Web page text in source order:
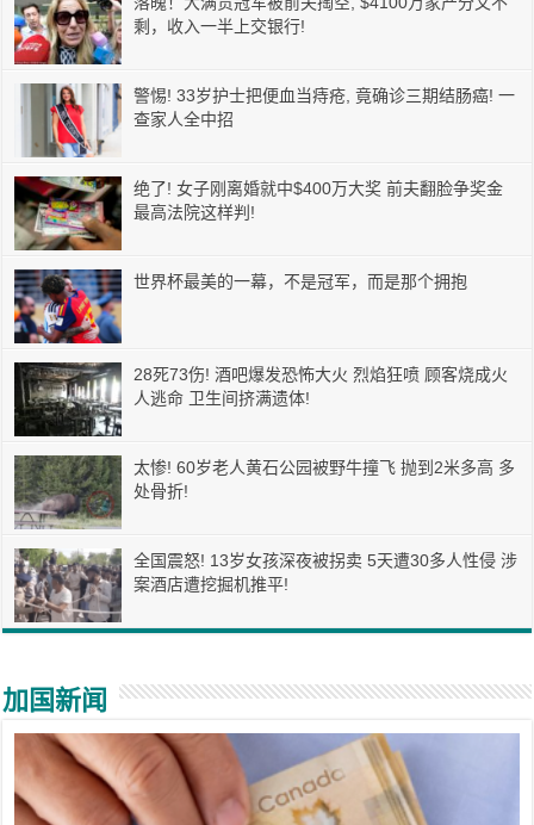
剩，收入一半上交银行!
警惕! 33岁护士把便血当痔疮, 竟确诊三期结肠癌! 一
查家人全中招
绝了! 女子刚离婚就中$400万大奖 前夫翻脸争奖金
最高法院这样判!
世界杯最美的一幕，不是冠军，而是那个拥抱
28死73伤! 酒吧爆发恐怖大火 烈焰狂喷 顾客烧成火
人逃命 卫生间挤满遗体!
太惨! 60岁老人黄石公园被野牛撞飞 抛到2米多高 多
处骨折!
全国震怒! 13岁女孩深夜被拐卖 5天遭30多人性侵 涉
案酒店遭挖掘机推平!
加国新闻